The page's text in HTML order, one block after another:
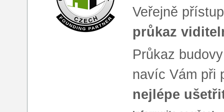
Veřejně
průkaz
Průkaz
navíc Vám při
nejlépe